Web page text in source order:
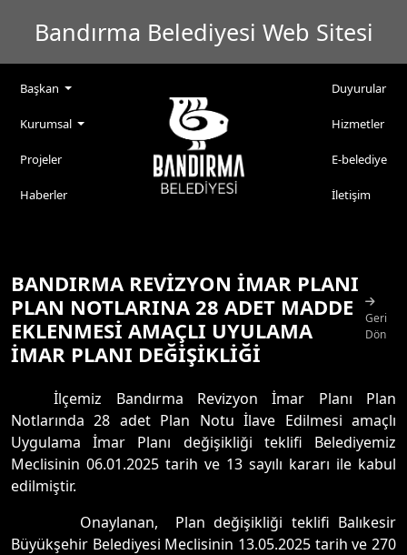
Bandırma Belediyesi Web Sitesi
Başkan
Kurumsal
Projeler
Haberler
Duyurular
Hizmetler
E-belediye
İletişim
BANDIRMA REVİZYON İMAR PLANI
PLAN NOTLARINA 28 ADET MADDE
EKLENMESİ AMAÇLI UYULAMA
İMAR PLANI DEĞİŞİKLİĞİ
Geri
Dön
İlçemiz Bandırma Revizyon İmar Planı Plan
Notlarında 28 adet Plan Notu İlave Edilmesi amaçlı
Uygulama İmar Planı değişikliği teklifi Belediyemiz
Meclisinin 06.01.2025 tarih ve 13 sayılı kararı ile kabul
edilmiştir.
Onaylanan, Plan değişikliği teklifi Balıkesir
Büyükşehir Belediyesi Meclisinin 13.05.2025 tarih ve 270